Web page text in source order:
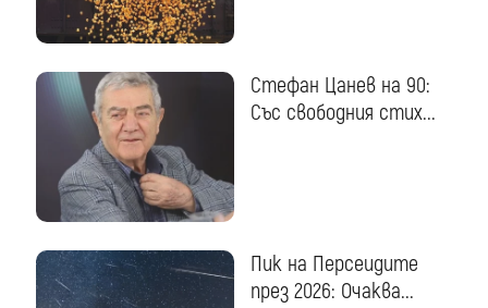
Стефан Цанев на 90:
Със свободния стих...
Пик на Персеидите
през 2026: Очаква...